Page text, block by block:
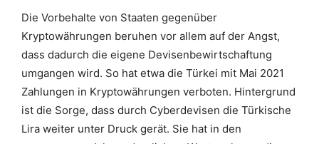
Die Vorbehalte von Staaten gegenüber
Kryptowährungen beruhen vor allem auf der Angst,
dass dadurch die eigene Devisenbewirtschaftung
umgangen wird. So hat etwa die Türkei mit Mai 2021
Zahlungen in Kryptowährungen verboten. Hintergrund
ist die Sorge, dass durch Cyberdevisen die Türkische
Lira weiter unter Druck gerät. Sie hat in den